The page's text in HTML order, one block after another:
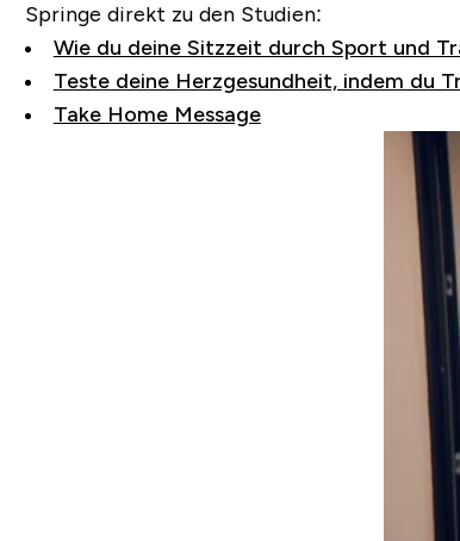
Springe direkt zu den Studien:
Wie du deine Sitzzeit durch Sport und
Teste deine Herzgesundheit, indem du
Take Home Message